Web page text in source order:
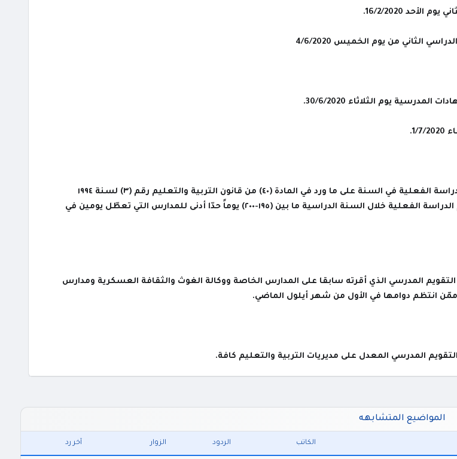
16/2/2020.
الثاني من يوم الخميس 4/6/2020
يوم الثلاثاء 30/6/2020.
واعتمدت الوزارة في تحديدها عدد أيام الدراسة الفعلية في السنة على ما ورد في المادة (٤٠) من قانون التربية والتعليم رقم (٣) لسنة ١٩٩٤
وتعديلاته، التي تنص على أن تتراوح أيام الدراسة الفعلية خلال السنة الدراسية ما بين (١٩٥-٢٠٠) يوماً حدّا أدنى للمدارس التي تعطّل يومين في
المدرسي الذي أقرته سابقا على المدارس الخاصة ووكالة الغوث والثقافة العسكرية ومدارس
ممّن انتظم دوامها في الأول من شهر أيلول الماضي.
المدرسي المعدل على مديريات التربية والتعليم كافة.
المواضيع المتشابهه
الكاتب الردود الزوار آخر رد